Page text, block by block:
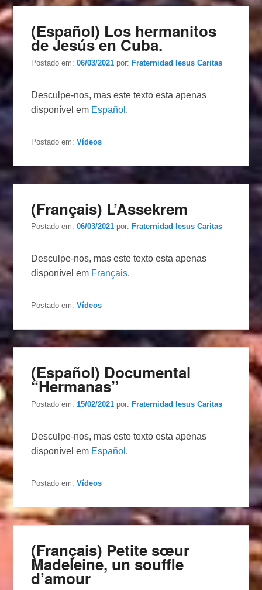
(Español) Los hermanitos
de Jesús en Cuba.
Postado em:06/03/2021 por:Fraternidad Iesus Caritas
Desculpe-nos, mas este texto esta apenas
disponível em Español .
Postado em: Vídeos
(Français) L’Assekrem
Postado em:06/03/2021 por: Fraternidad Iesus Caritas
Desculpe-nos, mas este texto esta apenas
disponível em Français.
Postado em: Vídeos
(Español) Documental
“Hermanas”
Postado em:15/02/2021 por: Fraternidad Iesus Caritas
Desculpe-nos, mas este texto esta apenas
disponível em Español .
Postado em: Vídeos
(Français) Petite sœur
Madeleine, un souffle
d’amour